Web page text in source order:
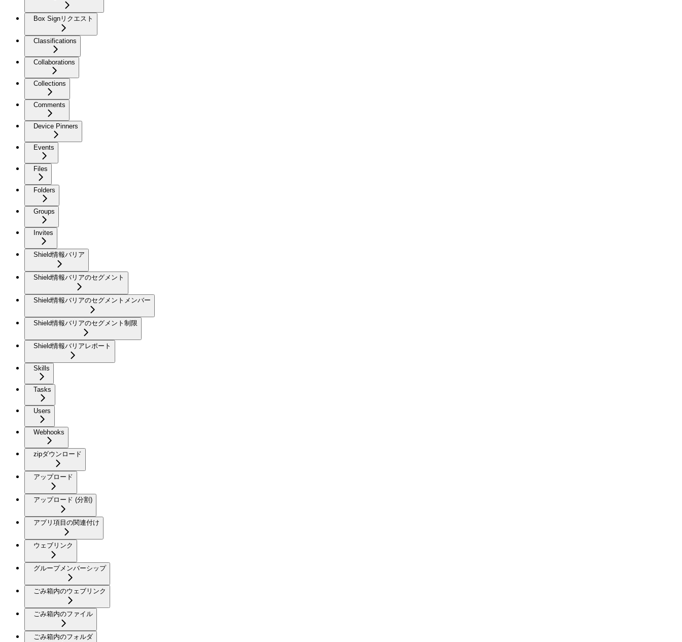
Box Signリクエスト
Classifications
Collaborations
Collections
Comments
Device Pinners
Events
Files
Folders
Groups
Invites
Shield情報バリア
Shield情報バリアのセグメント
Shield情報バリアのセグメントメンバー
Shield情報バリアのセグメント制限
Shield情報バリアレポート
Skills
Tasks
Users
Webhooks
zipダウンロード
アップロード
アップロード (分割)
アプリ項目の関連付け
ウェブリンク
グループメンバーシップ
ごみ箱内のウェブリンク
ごみ箱内のファイル
ごみ箱内のフォルダ